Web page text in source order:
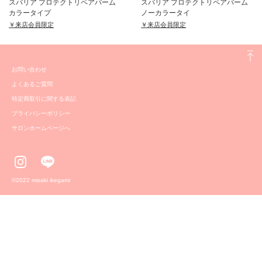
スバリア プロテクトリペアバーム
カラータイプ
￥来店会員限定
スバリア プロテクトリペアバーム
ノーカラータイ
￥来店会員限定
お問い合わせ
よくあるご質問
特定商取引に関する表記
プライバシーポリシー
サロンホームページへ
©️2022 misaki ikegami